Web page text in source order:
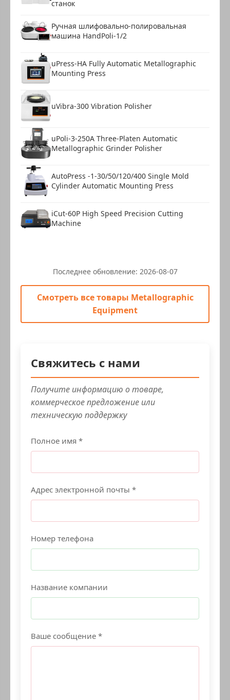
станок
Ручная шлифовально-полировальная
машина HandPoli-1/2
uPress-HA Fully Automatic Metallographic
Mounting Press
uVibra-300 Vibration Polisher
uPoli-3-250A Three-Platen Automatic
Metallographic Grinder Polisher
AutoPress -1-30/50/120/400 Single Mold
Cylinder Automatic Mounting Press
iCut-60P High Speed Precision Cutting
Machine
Последнее обновление: 2026-08-07
Смотреть все товары Metallographic
Equipment
Свяжитесь с нами
Получите информацию о товаре,
коммерческое предложение или
техническую поддержку
Полное имя *
Адрес электронной почты *
Номер телефона
Название компании
Ваше сообщение *